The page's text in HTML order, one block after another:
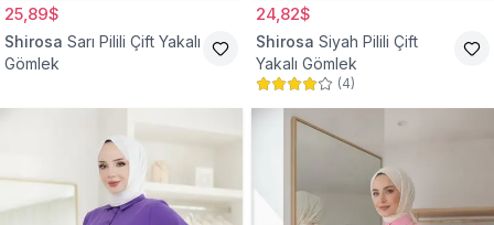
25,89$
Shirosa Sarı Pilili Çift Yakalı
Gömlek
24,82$
Shirosa Siyah Pilili Çift
Yakalı Gömlek
(4)